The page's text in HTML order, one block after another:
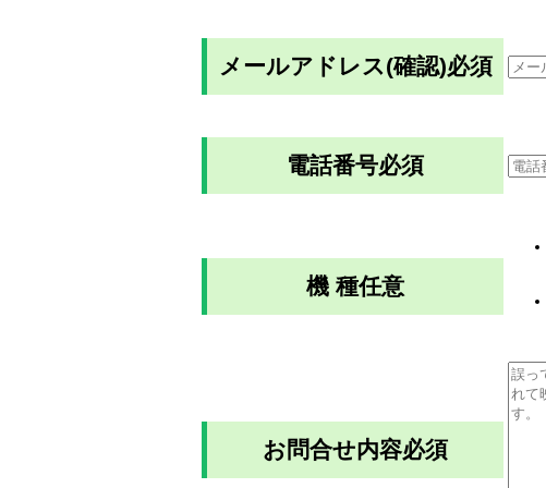
メールアドレス(確認)必須
電話番号必須
機 種任意
お問合せ内容必須